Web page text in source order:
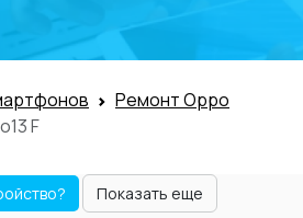
Ремонт Oppo
F
Показать еще